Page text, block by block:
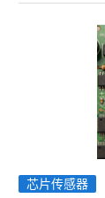
芯片传感器